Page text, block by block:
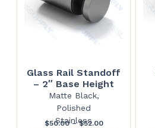
Glass Rail Standoff
– 2″ Base Height
Matte Black,
Polished
Stainless
$50.00 – $52.00Price